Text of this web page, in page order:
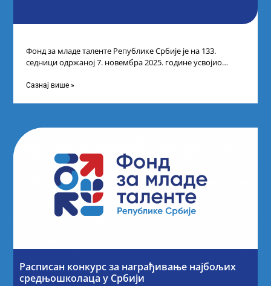
Фонд за младе таленте Републике Србије је на 133.
седници одржаној 7. новембра 2025. године усвојио
Сазнај више »
Расписан конкурс за награђивање најбољих
средњошколаца у Србији